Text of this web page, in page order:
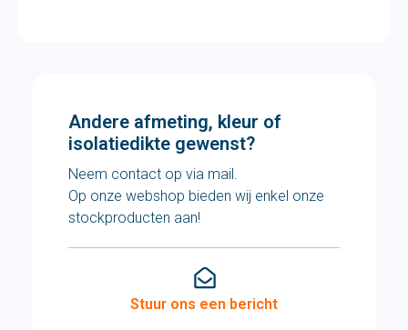
Andere afmeting, kleur of
isolatiedikte gewenst?
Neem contact op via mail.
Op onze webshop bieden wij enkel onze
stockproducten aan!
Stuur ons een bericht